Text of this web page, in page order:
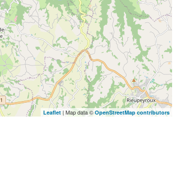
Leaflet | Map data ©OpenStreetMap contributors